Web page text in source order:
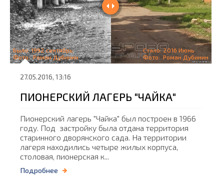
Стало: 2016 Июнь
Фото: Роман Дубинин
Было: 1992 сентябрь
Фото: Роман Дубинин
27.05.2016, 13:16
ПИОНЕРСКИЙ ЛАГЕРЬ "ЧАЙКА"
Пионерский лагерь "Чайка" был построен в 1966
году. Под застройку была отдана территория
старинного дворянского сада. На территории
лагеря находились четыре жилых корпуса,
столовая, пионерская к...
Подробнее